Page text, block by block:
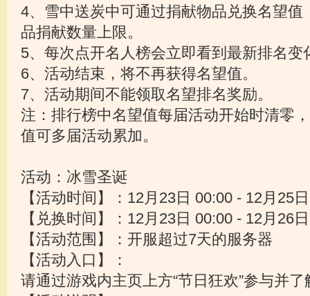
4、雪中送炭中可通过捐献物品兑换名望值
品捐献数量上限。
5、每次点开名人榜会立即看到最新排名变
6、活动结束，将不再获得名望值。
7、活动期间不能领取名望排名奖励。
注：排行榜中名望值每届活动开始时清零
值可多届活动累加。
活动：冰雪圣诞
【活动时间】：12月23日 00:00 - 12月25
【兑换时间】：12月23日 00:00 - 12月26
【活动范围】：开服超过7天的服务器
【活动入口】：
请通过游戏内主页上方“节日狂欢”参与并